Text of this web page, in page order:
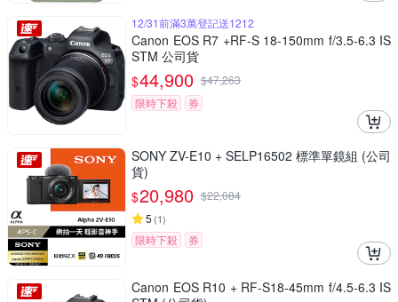
12/31前滿3萬登記送1212
Canon EOS R7 +RF-S 18-150mm f/3.5-6.3 IS
STM 公司貨
$44,900 $47,263
限時下殺
券
SONY ZV-E10 + SELP16502 標準單鏡組 (公司
貨)
$20,980 $22,084
5 (1)
限時下殺 券
Canon EOS R10 + RF-S18-45mm f/4.5-6.3 IS